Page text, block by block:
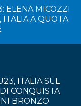
ELENA MICOZZI
ITALIA A QUOTA
ITALIA SUL
CONQUISTA
BRONZO